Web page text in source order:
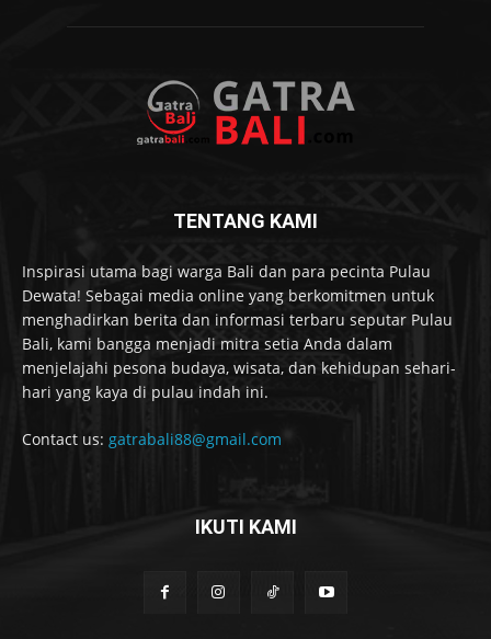
TENTANG KAMI
Inspirasi utama bagi warga Bali dan para pecinta Pulau
Dewata! Sebagai media online yang berkomitmen untuk
menghadirkan berita dan informasi terbaru seputar Pulau
Bali, kami bangga menjadi mitra setia Anda dalam
menjelajahi pesona budaya, wisata, dan kehidupan sehari-
hari yang kaya di pulau indah ini.
Contact us: gatrabali88@gmail.com
IKUTI KAMI